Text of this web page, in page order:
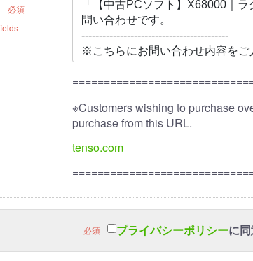
必須
※Customers wishing to purchase
purchase from this URL.
tenso.com
必須 プライバシーポリシーに